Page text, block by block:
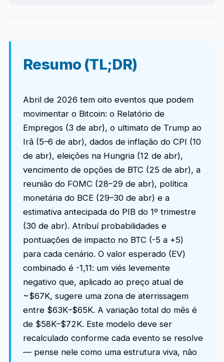
Resumo (TL;DR)
Abril de 2026 tem oito eventos que podem
movimentar o Bitcoin: o Relatório de
Empregos (3 de abr), o ultimato de Trump ao
Irã (5–6 de abr), dados de inflação do CPI (10
de abr), eleições na Hungria (12 de abr),
vencimento de opções de BTC (25 de abr), a
reunião do FOMC (28–29 de abr), política
monetária do BCE (29–30 de abr) e a
estimativa antecipada do PIB do 1º trimestre
(30 de abr). Atribuí probabilidades e
pontuações de impacto no BTC (-5 a +5)
para cada cenário. O valor esperado (EV)
combinado é -1,11: um viés levemente
negativo que, aplicado ao preço atual de
~$67K, sugere uma zona de aterrissagem
entre $63K–$65K. A variação total do mês é
de $58K–$72K. Este modelo deve ser
recalculado conforme cada evento se resolve
— pense nele como uma estrutura viva, não